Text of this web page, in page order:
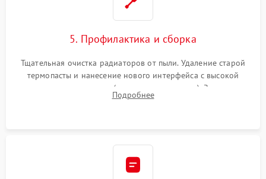
5. Профилактика и сборка
Тщательная очистка радиаторов от пыли. Удаление старой
термопасты и нанесение нового интерфейса с высокой
теплопроводностью (или жидкого металла). Замена
термопрокладок. Аккуратная сборка консоли и подключение
Подробнее